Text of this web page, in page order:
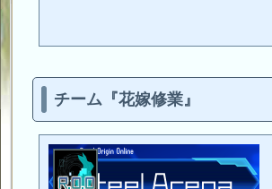
チーム『花嫁修業』